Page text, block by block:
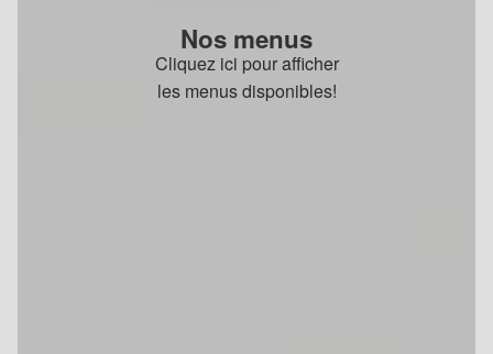
Nos menus
Cliquez ici pour afficher
les menus disponibles!